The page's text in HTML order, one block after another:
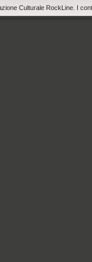
Culturale RockLine. I